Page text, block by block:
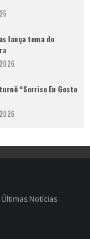
lança tema do
“Sorriso Eu Gosto
Últimas Notícias